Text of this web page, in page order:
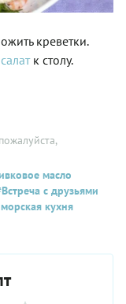
креветки.
салат к столу.
масло
с друзьями
кухня